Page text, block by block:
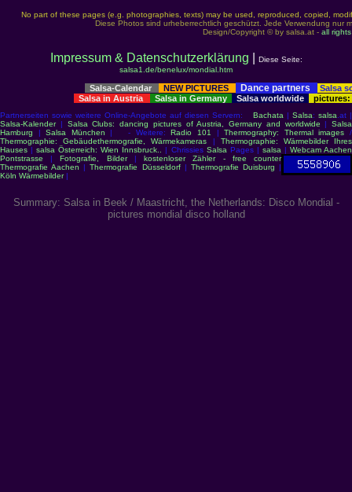
No part of these pages (e.g. photographies, texts) may be used, reproduced, copied,
Diese Photos sind urheberrechtlich geschützt. Jede Verwendung nur
Design/Copyright © by salsa.at - all
Impressum & Datenschutzerklärung
Diese Seite:
salsa1.de/benelux/mondial.htm
Salsa-Calendar NEW PICTURES Dance partners
Salsa
Salsa in Austria
Salsa in Germany Salsa worldwide
Partnerseiten sowie weitere Online-Angebote auf diesen Servern: Bachata | Salsa: salsa .at |
Salsa-Kalender| Salsa Clubs: dancing pictures of Austria, Germany and worldwide | Salsa
Hamburg |Salsa München | - Weitere:Radio 101 |Thermography: Thermal images /
Thermographie: Gebäudethermografie, Wärmekameras | Thermographie: Wärmebilder Ihres
Hauses |salsa Österreich: Wien Innsbruck.. | Chrissies Salsa Pages | salsa | Webcam Aachen
Pontstrasse |Fotografie, Bilder|kostenloser Zähler - free counter
Thermografie Aachen
|Thermografie Düsseldorf| Thermografie Duisburg |
Köln Wärmebilder|
Summary: Salsa in Beek / Maastricht, the Netherlands: Disco Mondial -
pictures mondial disco holland